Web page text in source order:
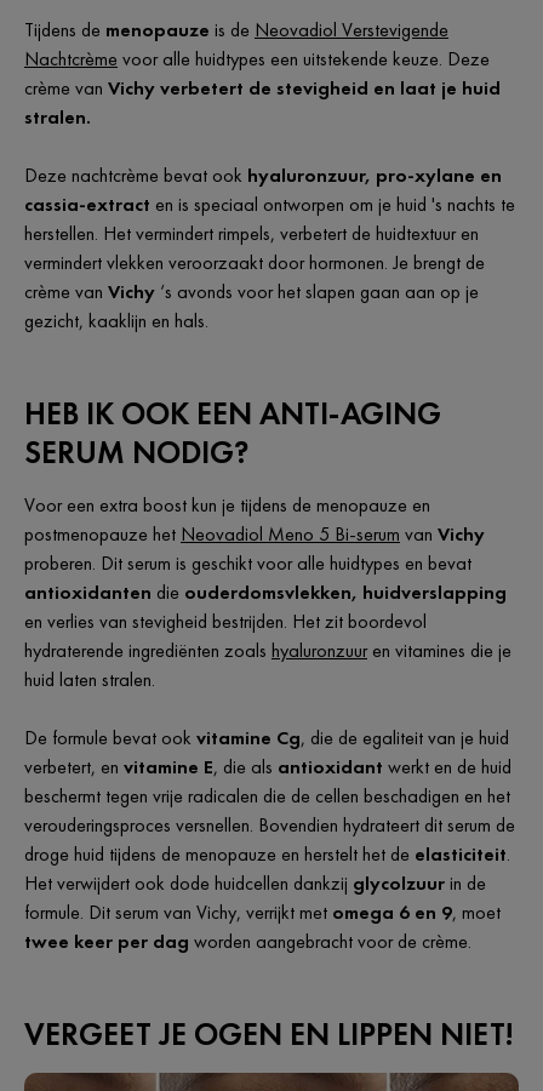
Tijdens de menopauze is de Neovadiol Verstevigende
Nachtcrème voor alle huidtypes een uitstekende keuze. Deze
crème van Vichy verbetert de stevigheid en laat je huid
stralen.
Deze nachtcrème bevat ook hyaluronzuur, pro-xylane en
cassia-extract en is speciaal ontworpen om je huid 's nachts te
herstellen. Het vermindert rimpels, verbetert de huidtextuur en
vermindert vlekken veroorzaakt door hormonen. Je brengt de
crème van Vichy ‘s avonds voor het slapen gaan aan op je
gezicht, kaaklijn en hals.
HEB IK OOK EEN ANTI-AGING
SERUM NODIG?
Voor een extra boost kun je tijdens de menopauze en
postmenopauze het Neovadiol Meno 5 Bi-serum van Vichy
proberen. Dit serum is geschikt voor alle huidtypes en bevat
antioxidanten die ouderdomsvlekken, huidverslapping
en verlies van stevigheid bestrijden. Het zit boordevol
hydraterende ingrediënten zoals hyaluronzuuren vitamines die je
huid laten stralen.
De formule bevat ook vitamine Cg, die de egaliteit van je huid
verbetert, en vitamine E, die als antioxidant werkt en de huid
beschermt tegen vrije radicalen die de cellen beschadigen en het
verouderingsproces versnellen. Bovendien hydrateert dit serum de
droge huid tijdens de menopauze en herstelt het de elasticiteit.
Het verwijdert ook dode huidcellen dankzij glycolzuurin de
formule. Dit serum van Vichy, verrijkt met omega 6 en 9, moet
twee keer per dag worden aangebracht voor de crème.
VERGEET JE OGEN EN LIPPEN NIET!